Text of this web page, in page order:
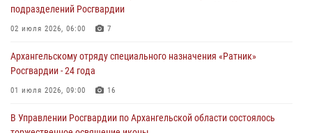
подразделений Росгвардии
02 июля 2026, 06:00 7
Архангельскому отряду специального назначения «Ратник»
Росгвардии - 24 года
01 июля 2026, 09:00 16
В Управлении Росгвардии по Архангельской области состоялось